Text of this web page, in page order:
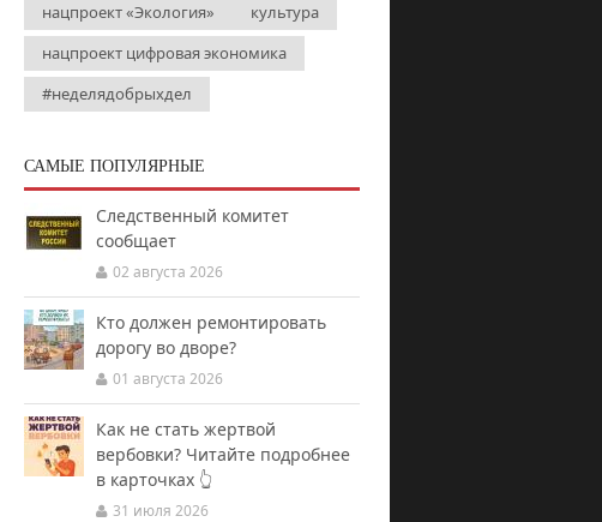
нацпроект «Экология»
культура
нацпроект цифровая экономика
#неделядобрыхдел
САМЫЕ ПОПУЛЯРНЫЕ
Следственный комитет
сообщает
02 августа 2026
Кто должен ремонтировать
дорогу во дворе?
01 августа 2026
Как не стать жертвой
вербовки? Читайте подробнее
в карточках 👆
31 июля 2026